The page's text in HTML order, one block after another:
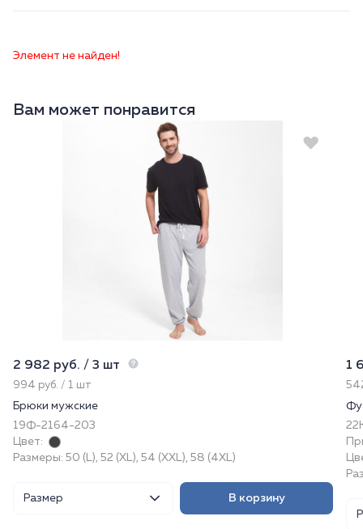
Элемент не найден!
Вам может понравится
2 982 руб. / 3 шт
994 руб. / 1 шт
Брюки мужские
19Ф-2164-203
Цвет:
Размеры: 50 (L), 52 (XL), 54 (XXL), 58 (4XL)
Размер В корзину
1